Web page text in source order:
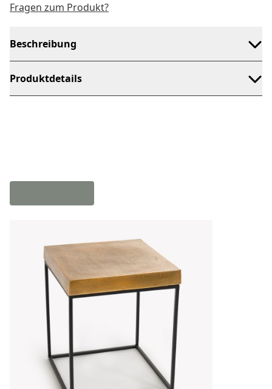
Fragen zum Produkt?
Beschreibung
Produktdetails